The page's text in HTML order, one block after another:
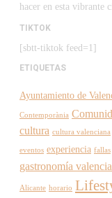
hacer en esta vibrante
TIKTOK
[sbtt-tiktok feed=1]
ETIQUETAS
Ayuntamiento de
Contemporània
cultura cultura valenciana
eventos experiencia fallas
gastronomía
Alicante horario